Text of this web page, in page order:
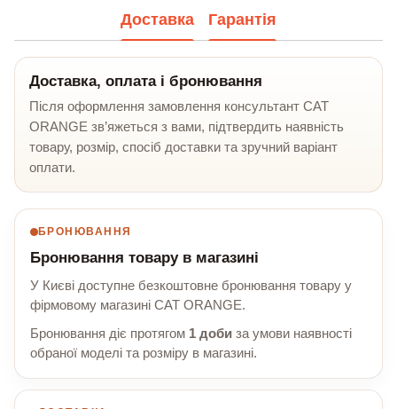
Доставка Гарантія
Доставка, оплата і бронювання
Після оформлення замовлення консультант CAT
ORANGE зв’яжеться з вами, підтвердить наявність
товару, розмір, спосіб доставки та зручний варіант
оплати.
БРОНЮВАННЯ
Бронювання товару в магазині
У Києві доступне безкоштовне бронювання товару у
фірмовому магазині CAT ORANGE.
Бронювання діє протягом 1 доби за умови наявності
обраної моделі та розміру в магазині.